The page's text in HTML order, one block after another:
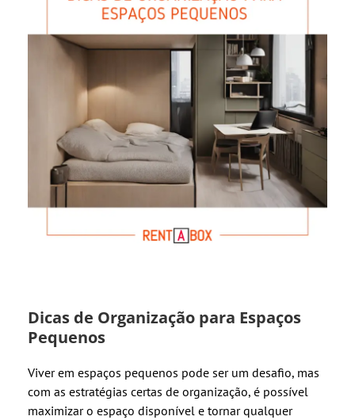
Dicas de Organização para Espaços
Pequenos
Viver em espaços pequenos pode ser um desafio, mas
com as estratégias certas de organização, é possível
maximizar o espaço disponível e tornar qualquer